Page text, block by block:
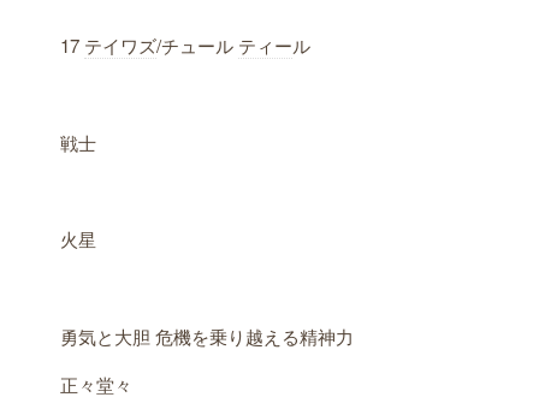
17 テイワズ/チュール ティール
戦士
火星
勇気と大胆 危機を乗り越える精神力
正々堂々